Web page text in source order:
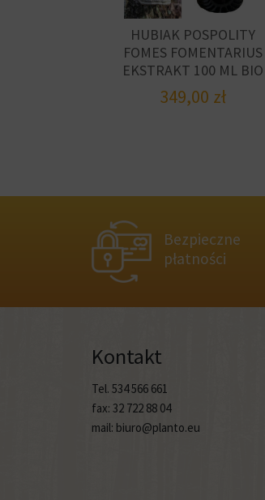
HUBIAK POSPOLITY
FOMES FOMENTARIUS
EKSTRAKT 100 ML BIO
349,00 zł
Bezpieczne
płatności
Kontakt
Tel. 534 566 661
fax: 32 722 88 04
mail: biuro@planto.eu